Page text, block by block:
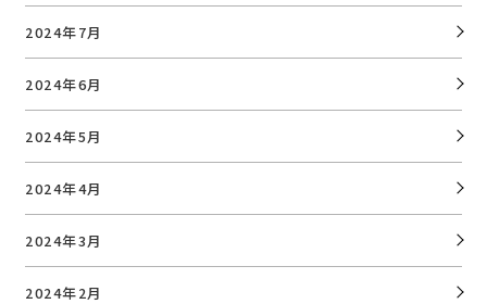
2024年7月
2024年6月
2024年5月
2024年4月
2024年3月
2024年2月